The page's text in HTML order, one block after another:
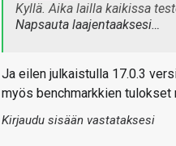
Kyllä. Aika lailla kaikissa
Napsauta laajentaaksesi…
Ja eilen julkaistulla 17.0.3
myös benchmarkkien
Kirjaudu sisään vastataksesi